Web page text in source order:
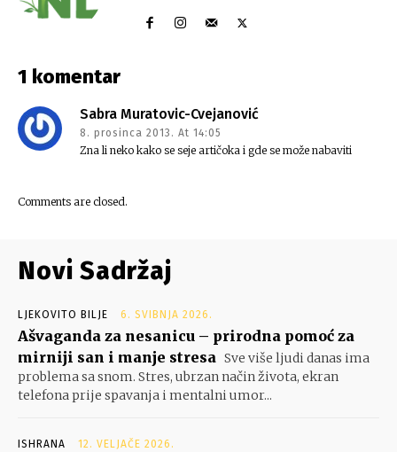
1 komentar
Sabra Muratovic-Cvejanović
8. prosinca 2013. At 14:05
Zna li neko kako se seje artičoka i gde se može nabaviti
Comments are closed.
Novi Sadržaj
LJEKOVITO BILJE 6. SVIBNJA 2026.
Ašvaganda za nesanicu – prirodna pomoć za
mirniji san i manje stresa Sve više ljudi danas ima
problema sa snom. Stres, ubrzan način života, ekran
telefona prije spavanja i mentalni umor...
ISHRANA 12. VELJAČE 2026.